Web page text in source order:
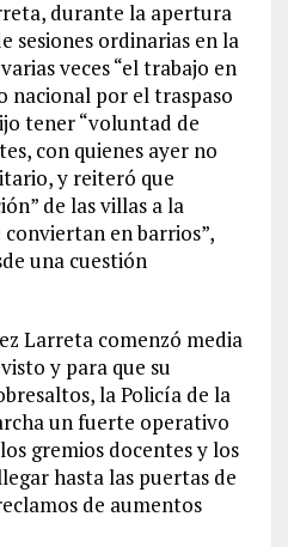
durante la apertura
sesiones ordinarias en la
veces “el trabajo en
nacional por el traspaso
tener “voluntad de
con quienes ayer no
y reiteró que
de las villas a la
conviertan en barrios”,
una cuestión
Larreta comenzó media
y para que su
la Policía de la
un fuerte operativo
gremios docentes y los
hasta las puertas de
de aumentos